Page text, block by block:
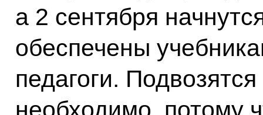
а 2 сентября
обеспечены
педагоги.
необходимо, потому